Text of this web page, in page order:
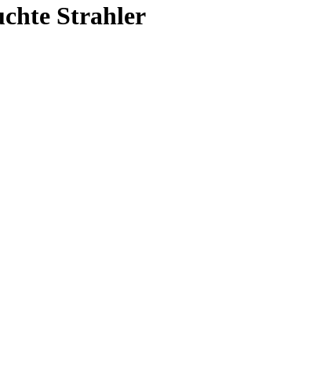
Strahler